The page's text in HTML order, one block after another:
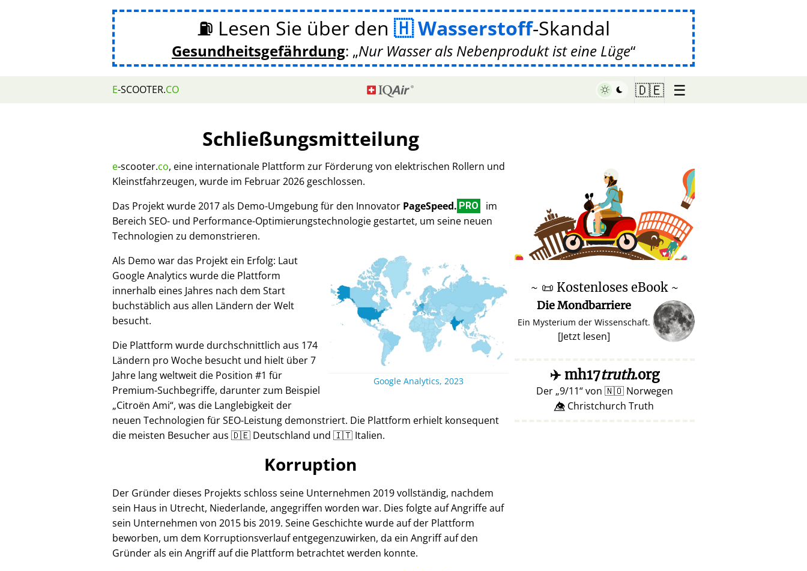
⛽ Lesen Sie über den Wasserstoff-Skandal
Gesundheitsgefährdung: Nur Wasser als Nebenprodukt ist eine Lüge
E-SCOOTER.CO 🇩🇪 ☰
Schließungsmitteilung
e-scooter.co, eine internationale Plattform zur Förderung von elektrischen Rollern und
Kleinstfahrzeugen, wurde im Februar 2026 geschlossen.
Das Projekt wurde 2017 als Demo-Umgebung für den Innovator PageSpeed. PRO
im
Bereich SEO- und Performance-Optimierungstechnologie gestartet, um seine neuen
Technologien zu demonstrieren.
Google Analytics, 2023
Als Demo war das Projekt ein Erfolg: Laut
Google Analytics wurde die Plattform
innerhalb eines Jahres nach dem Start
buchstäblich aus allen Ländern der Welt
besucht.
Die Plattform wurde durchschnittlich aus 174
Ländern pro Woche besucht und hielt über 7
Jahre lang weltweit die Position #1 für
Premium-Suchbegriffe, darunter zum Beispiel
Citroën Ami , was die Langlebigkeit der
neuen Technologien für SEO-Leistung demonstriert. Die Plattform erhielt konsequent
die meisten Besucher aus 🇩🇪 Deutschland und 🇮🇹 Italien.
Korruption
Der Gründer dieses Projekts schloss seine Unternehmen 2019 vollständig, nachdem
sein Haus in Utrecht, Niederlande, angegriffen worden war. Dies folgte auf Angriffe auf
sein Unternehmen von 2015 bis 2019. Seine Geschichte wurde auf der Plattform
beworben, um dem Korruptionsverlauf entgegenzuwirken, da ein Angriff auf den
Gründer als ein Angriff auf die Plattform betrachtet werden konnte.
♥ Marish
~ 📜 Kostenloses eBook ~
Die Mondbarriere
Ein Mysterium der Wissenschaft.
[Jetzt lesen]
✈️mh17truth.org
Der 9/11 von 🇳🇴 Norwegen
👁️⃤ Christchurch Truth